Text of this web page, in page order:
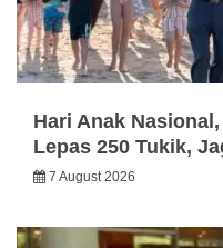
Hari Anak
Lepas 250 Tukik,
7 August 2026